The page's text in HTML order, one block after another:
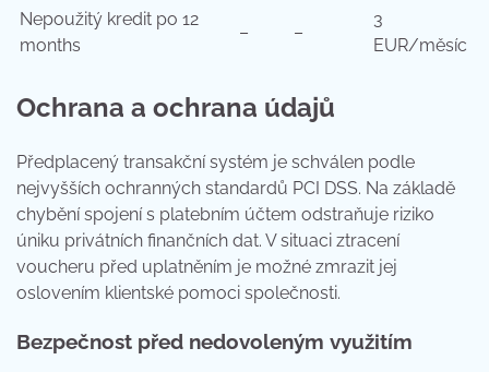
Nepoužitý kredit po 12
months
– –
3
EUR/měsíc
Ochrana a ochrana údajů
Předplacený transakční systém je schválen podle
nejvyšších ochranných standardů PCI DSS. Na základě
chybění spojení s platebním účtem odstraňuje riziko
úniku privátních finančních dat. V situaci ztracení
voucheru před uplatněním je možné zmrazit jej
oslovením klientské pomoci společnosti.
Bezpečnost před nedovoleným využitím